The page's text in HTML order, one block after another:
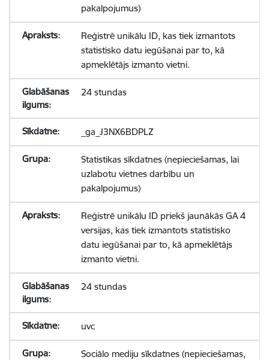
pakalpojumus)
Reģistrē unikālu ID, kas tiek izmantots
statistisko datu iegūšanai par to, kā
apmeklētājs izmanto vietni.
24 stundas
_ga_J3NX6BDPLZ
Statistikas sīkdatnes (nepieciešamas, lai
uzlabotu vietnes darbību un
pakalpojumus)
Reģistrē unikālu ID priekš jaunākās GA 4
versijas, kas tiek izmantots statistisko
datu iegūšanai par to, kā apmeklētājs
izmanto vietni.
24 stundas
uvc
Sociālo mediju sīkdatnes (nepieciešamas,